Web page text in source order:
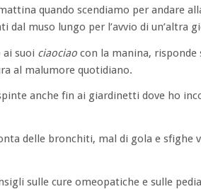
quando scendiamo per andare
dal muso lungo per l’avvio di un’altra
ai suoi ciaociao con la manina, risponde
al malumore quotidiano.
anche fin ai giardinetti dove ho
delle bronchiti, mal di gola e sfighe
sulle cure omeopatiche e sulle